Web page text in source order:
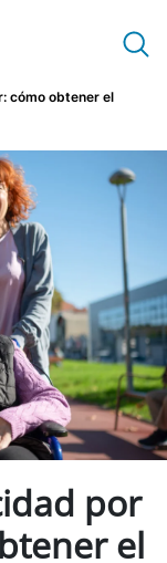
cómo obtener el
por
el